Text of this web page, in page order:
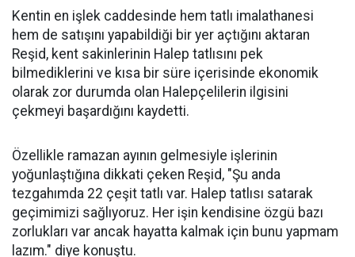
Kentin en işlek caddesinde hem tatlı imalathanesi
hem de satışını yapabildiği bir yer açtığını aktaran
Reşid, kent sakinlerinin Halep tatlısını pek
bilmediklerini ve kısa bir süre içerisinde ekonomik
olarak zor durumda olan Halepçelilerin ilgisini
çekmeyi başardığını kaydetti.
Özellikle ramazan ayının gelmesiyle işlerinin
yoğunlaştığına dikkati çeken Reşid, "Şu anda
tezgahımda 22 çeşit tatlı var. Halep tatlısı satarak
geçimimizi sağlıyoruz. Her işin kendisine özgü bazı
zorlukları var ancak hayatta kalmak için bunu yapmam
lazım." diye konuştu.